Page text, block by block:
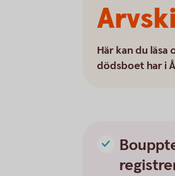
Här kan du
dödsboet har i